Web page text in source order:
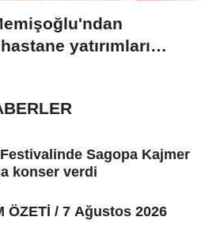
yatırımları
Sagopa Kajmer
konser verdi
ÖZETİ / 7 Ağustos 2026